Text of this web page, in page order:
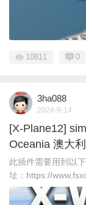
10811 0
3ha088
2024-9-14
[X-Plane12]
Oceania 澳大
此插件需要用到以
址：https://